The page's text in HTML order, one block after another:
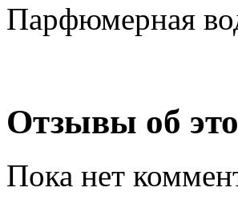
Парфюмерная
Отзывы об
Пока нет